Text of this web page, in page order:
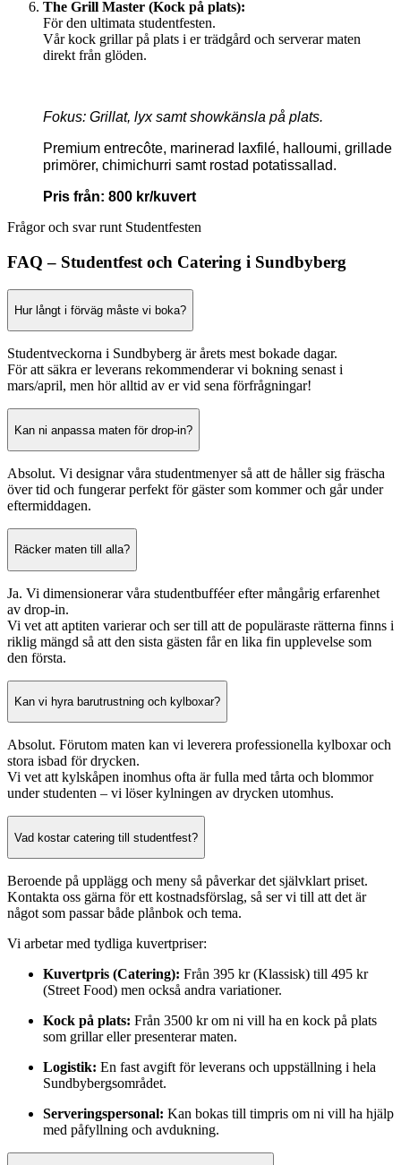
The Grill Master (Kock på plats):
För den ultimata studentfesten.
Vår kock grillar på plats i er trädgård och serverar maten
direkt från glöden.
Fokus: Grillat, lyx samt showkänsla på plats.
Premium entrecôte, marinerad laxfilé, halloumi, grillade
primörer, chimichurri samt rostad potatissallad.
Pris från: 800 kr/kuvert
Frågor och svar runt Studentfesten
FAQ – Studentfest och Catering i Sundbyberg
Hur långt i förväg måste vi boka?
Studentveckorna i Sundbyberg är årets mest bokade dagar.
För att säkra er leverans rekommenderar vi bokning senast i
mars/april, men hör alltid av er vid sena förfrågningar!
Kan ni anpassa maten för drop-in?
Absolut. Vi designar våra studentmenyer så att de håller sig fräscha
över tid och fungerar perfekt för gäster som kommer och går under
eftermiddagen.
Räcker maten till alla?
Ja. Vi dimensionerar våra studentbufféer efter mångårig erfarenhet
av drop-in.
Vi vet att aptiten varierar och ser till att de populäraste rätterna finns i
riklig mängd så att den sista gästen får en lika fin upplevelse som
den första.
Kan vi hyra barutrustning och kylboxar?
Absolut. Förutom maten kan vi leverera professionella kylboxar och
stora isbad för drycken.
Vi vet att kylskåpen inomhus ofta är fulla med tårta och blommor
under studenten – vi löser kylningen av drycken utomhus.
Vad kostar catering till studentfest?
Beroende på upplägg och meny så påverkar det självklart priset.
Kontakta oss gärna för ett kostnadsförslag, så ser vi till att det är
något som passar både plånbok och tema.
Vi arbetar med tydliga kuvertpriser:
Kuvertpris (Catering): Från 395 kr (Klassisk) till 495 kr
(Street Food) men också andra variationer.
Kock på plats: Från 3500 kr om ni vill ha en kock på plats
som grillar eller presenterar maten.
Logistik: En fast avgift för leverans och uppställning i hela
Sundbybergsområdet.
Serveringspersonal: Kan bokas till timpris om ni vill ha hjälp
med påfyllning och avdukning.